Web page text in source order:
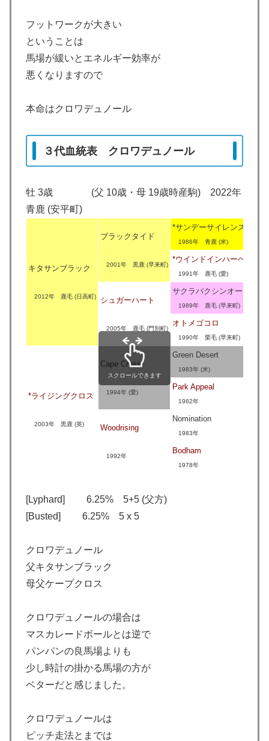
フットワークが大きい
ということは
馬場が緩いとエネルギー効率が
悪くなりますので
本命はクロワデュノール
３代血統表 クロワデュノール
牡 3歳 (父 10歳・母 19歳時産駒) 2022年
青鹿 (安平町)
キタサンブラック
2012年 鹿毛 (日高町)
ブラックタイド
2001年 黒鹿 (早来町)
*サンデーサイレンス
1986年 青鹿 (米)
*ウインドインハーヘア
1991年 鹿毛 (愛)
シュガーハート
2005年 鹿毛 (門別町)
サクラバクシンオー
1989年 鹿毛 (早来町)
オトメゴコロ
1990年 栗毛 (早来町)
*ライジングクロス
2003年 黒鹿 (英)
Cape Cross
1994年 (愛)
Green Desert
1983年 (米)
Park Appeal
1982年
Woodrising
1992年
Nomination
1983年
Bodham
1978年
スクロールできます
[Lyphard] 6.25% 5+5 (父方)
[Busted] 6.25% 5 x 5
クロワデュノール
父キタサンブラック
母父ケープクロス
クロワデュノールの場合は
マスカレードボールとは逆で
パンパンの良馬場よりも
少し時計の掛かる馬場の方が
ベターだと感じました。
クロワデュノールは
ピッチ走法とまでは